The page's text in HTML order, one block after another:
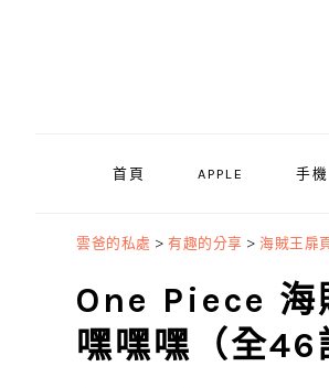
首頁 APPLE 手機
雲爸的私處 > 有趣的分享 > 海賊王扉
One Piece 海
嘿嘿嘿（全46